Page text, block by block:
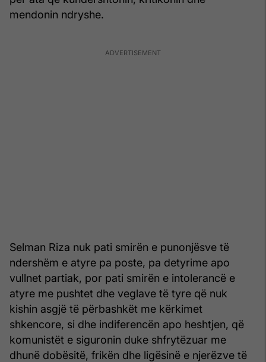
mendonin ndryshe.
Selman Riza nuk pati smirën e punonjësve të
ndershëm e atyre pa poste, pa detyrime apo
vullnet partiak, por pati smirën e intolerancë e
atyre me pushtet dhe veglave të tyre që nuk
kishin asgjë të përbashkët me kërkimet
shkencore, si dhe indiferencën apo heshtjen, që
komunistët e siguronin duke shfrytëzuar me
dhunë dobësitë, frikën dhe ligësinë e njerëzve të